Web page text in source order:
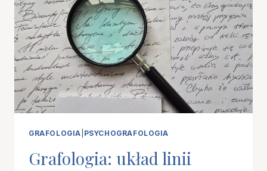
I
EMOCJI
GRAFOLOGIA PSYCHOGRAFOLOGIA
Grafologia: układ linii